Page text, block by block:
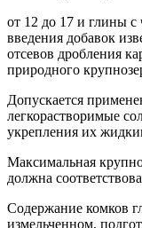
от 12 до 17 и глины с
введения добавок
отсевов дробления
природного
Допускается
легкорастворимые
укрепления их
Максимальная
должна
Содержание комков
измельченном,